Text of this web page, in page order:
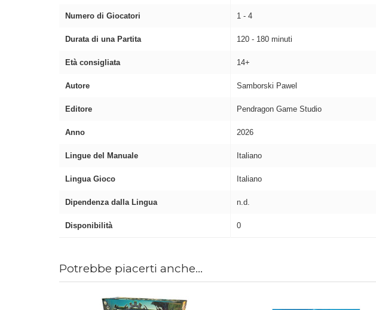
Numero di Giocatori 1 - 4
Durata di una Partita 120 - 180 minuti
Età consigliata 14+
Autore Samborski Pawel
Editore Pendragon Game Studio
Anno 2026
Lingue del Manuale Italiano
Lingua Gioco Italiano
Dipendenza dalla Lingua n.d.
Disponibilità 0
Potrebbe piacerti anche...